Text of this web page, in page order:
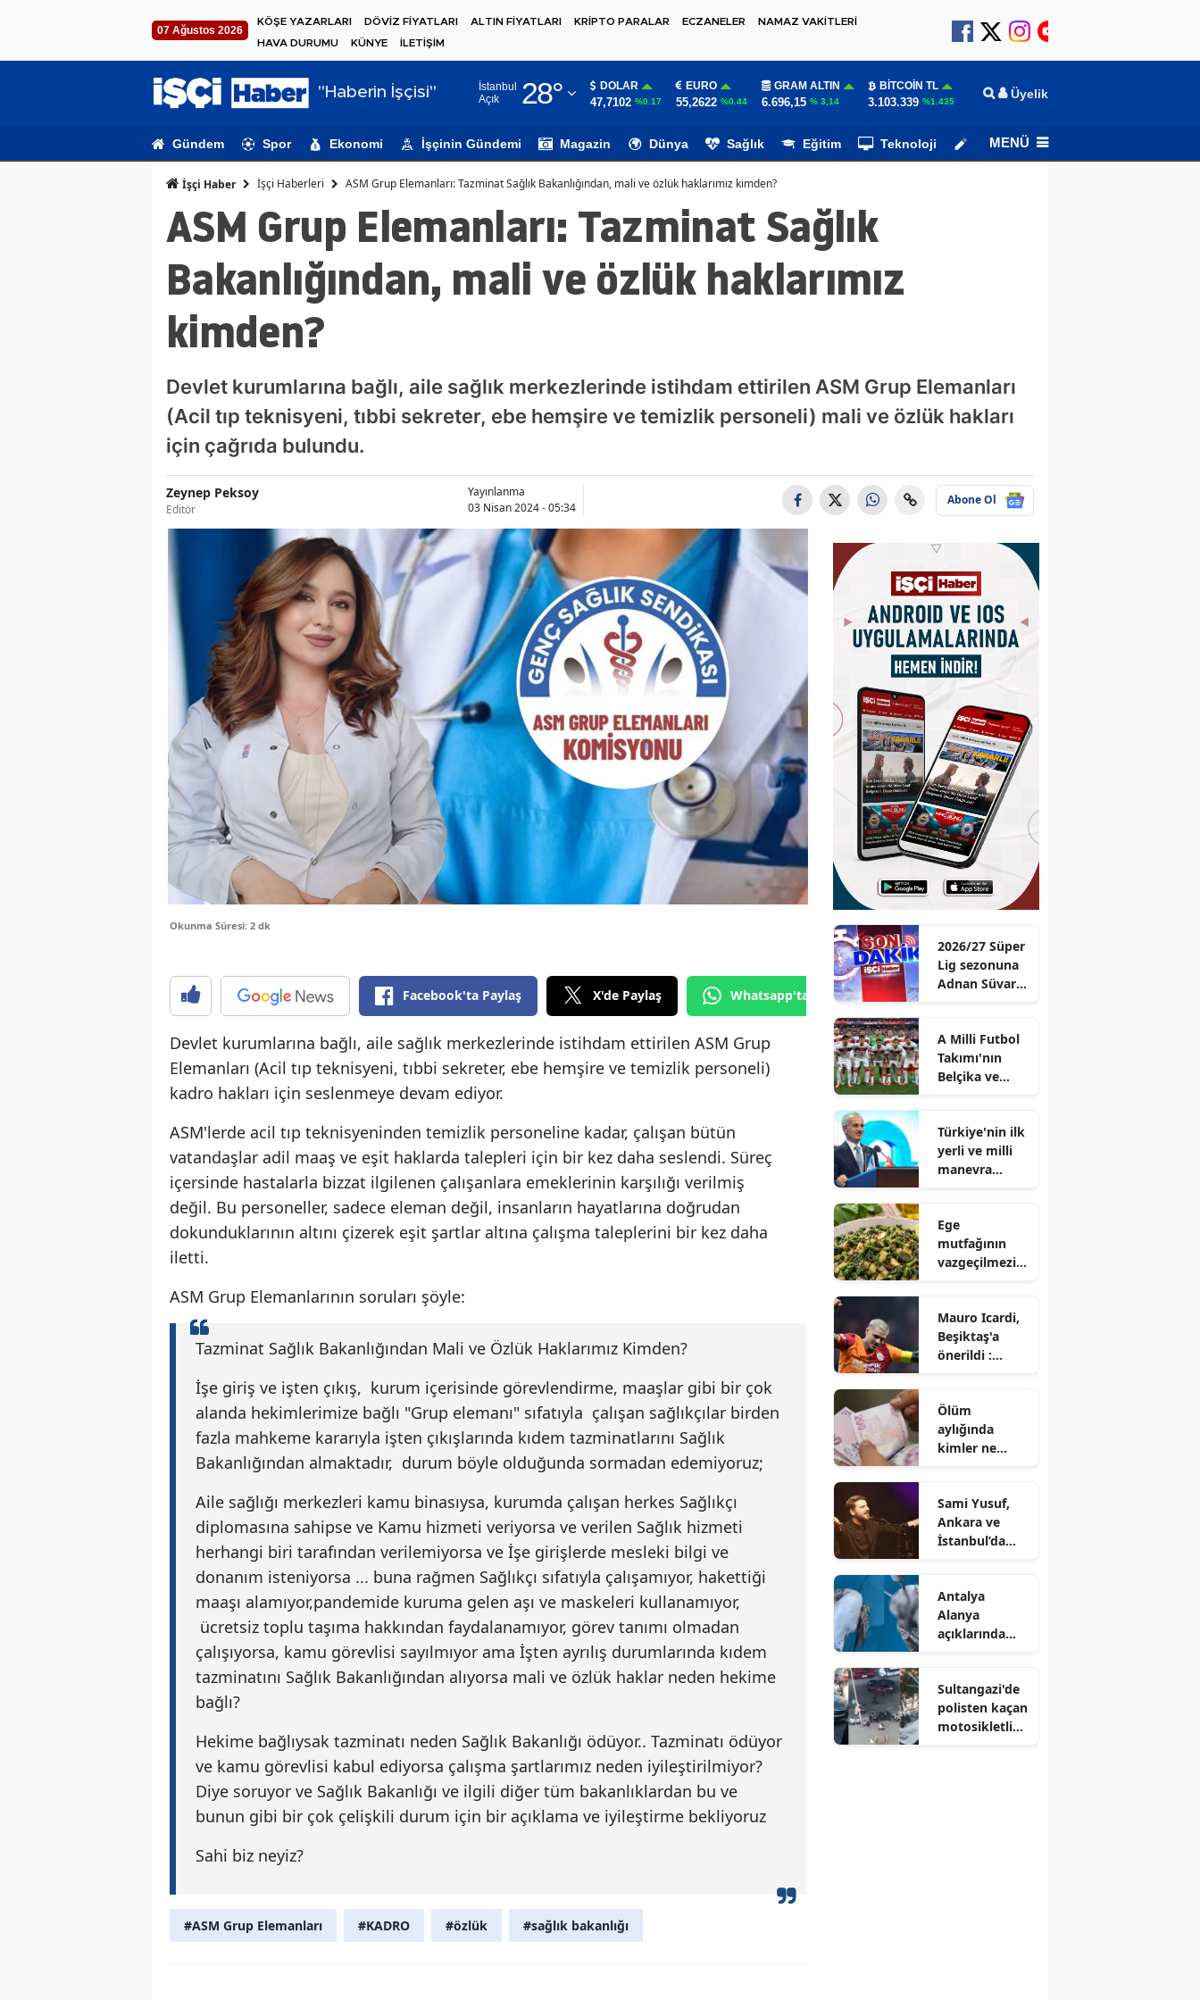
07 Ağustos 2026
KÖŞE YAZARLARI DÖVİZ FİYATLARI ALTIN FİYATLARI KRİPTO PARALAR ECZANELER
NAMAZ VAKİTLERİ
HAVA DURUMU
KÜNYE İLETİŞİM
"Haberin İşçisi"
İstanbul
Açık
28°
Adıyaman
Ağrı
Ankara
Antalya
Balıkesir
Bilecik
Bitlis
Bolu
Burdur
Bursa
Çanakkale
Çankırı
Çorum
Denizli
Diyarbakır
Edirne
Erzincan
Gaziantep
Giresun
Gümüşhane
Hatay
Isparta
Mersin
Kayseri
Kırklareli
Kocaeli
Konya
Kütahya
Malatya
Manisa
Mardin
Muğla
Muş
Ordu
DOLAR
47,7102 %0.17
EURO
55,2622 %0.44
GRAM ALTIN
6.696,15 % 3,14
BITCOIN TL
3.103.339 %1.435 Üyelik
Gündem Spor Ekonomi İşçinin Gündemi Magazin Dünya Sağlık Eğitim Teknoloji Köşe Yazarları
MENÜ
İşçi Haber İşçi Haberleri ASM Grup Elemanları: Tazminat Sağlık Bakanlığından, mali ve özlük haklarımız kimden?
ASM Grup Elemanları: Tazminat Sağlık
Bakanlığından, mali ve özlük haklarımız
kimden?
Devlet kurumlarına bağlı, aile sağlık merkezlerinde istihdam ettirilen ASM Grup Elemanları
(Acil tıp teknisyeni, tıbbi sekreter, ebe hemşire ve temizlik personeli) mali ve özlük hakları
için çağrıda bulundu.
Zeynep Peksoy
Editör
Yayınlanma
03 Nisan 2024 - 05:34
Abone Ol
Okunma Süresi: 2 dk
Facebook'ta Paylaş X'de Paylaş Whatsapp'tan Gönder
Devlet kurumlarına bağlı, aile sağlık merkezlerinde istihdam ettirilen ASM Grup
Elemanları (Acil tıp teknisyeni, tıbbi sekreter, ebe hemşire ve temizlik personeli)
kadro hakları için seslenmeye devam ediyor.
ASM'lerde acil tıp teknisyeninden temizlik personeline kadar, çalışan bütün
vatandaşlar adil maaş ve eşit haklarda talepleri için bir kez daha seslendi. Süreç
içersinde hastalarla bizzat ilgilenen çalışanlara emeklerinin karşılığı verilmiş
değil. Bu personeller, sadece eleman değil, insanların hayatlarına doğrudan
dokunduklarının altını çizerek eşit şartlar altına çalışma taleplerini bir kez daha
iletti.
ASM Grup Elemanlarının soruları şöyle:
Tazminat Sağlık Bakanlığından Mali ve Özlük Haklarımız Kimden?
İşe giriş ve işten çıkış, kurum içerisinde görevlendirme, maaşlar gibi bir çok
alanda hekimlerimize bağlı "Grup elemanı" sıfatıyla çalışan sağlıkçılar birden
fazla mahkeme kararıyla işten çıkışlarında kıdem tazminatlarını Sağlık
Bakanlığından almaktadır, durum böyle olduğunda sormadan edemiyoruz;
Aile sağlığı merkezleri kamu binasıysa, kurumda çalışan herkes Sağlıkçı
diplomasına sahipse ve Kamu hizmeti veriyorsa ve verilen Sağlık hizmeti
herhangi biri tarafından verilemiyorsa ve İşe girişlerde mesleki bilgi ve
donanım isteniyorsa ... buna rağmen Sağlıkçı sıfatıyla çalışamıyor, hakettiği
maaşı alamıyor,pandemide kuruma gelen aşı ve maskeleri kullanamıyor,
ücretsiz toplu taşıma hakkından faydalanamıyor, görev tanımı olmadan
çalışıyorsa, kamu görevlisi sayılmıyor ama İşten ayrılış durumlarında kıdem
tazminatını Sağlık Bakanlığından alıyorsa mali ve özlük haklar neden hekime
bağlı?
Hekime bağlıysak tazminatı neden Sağlık Bakanlığı ödüyor.. Tazminatı ödüyor
ve kamu görevlisi kabul ediyorsa çalışma şartlarımız neden iyileştirilmiyor?
Diye soruyor ve Sağlık Bakanlığı ve ilgili diğer tüm bakanlıklardan bu ve
bunun gibi bir çok çelişkili durum için bir açıklama ve iyileştirme bekliyoruz
Sahi biz neyiz?
#ASM Grup Elemanları #KADRO #özlük #sağlık bakanlığı
2026/27 Süper
Lig sezonuna
Adnan Süvari
A Milli Futbol
Takımı'nın
Belçika ve
oynayacağı
statlar
açıklandı
Türkiye'nin ilk
yerli ve milli
manevra
edildi
Ege
mutfağının
vazgeçilmezi
kavurması
nasıl
hazırlanır?
Mauro Icardi,
Beşiktaş'a
önerildi :
Ölüm
aylığında
kimler ne
Sami Yusuf,
Ankara ve
İstanbul’da
konser
verecek
Antalya
Alanya
açıklarında
Sultangazi'de
polisten kaçan
motosikletli